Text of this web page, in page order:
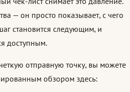
— он просто показывает, с чего
становится следующим, и
доступным.
отправную точку, вы можете
обзором здесь: